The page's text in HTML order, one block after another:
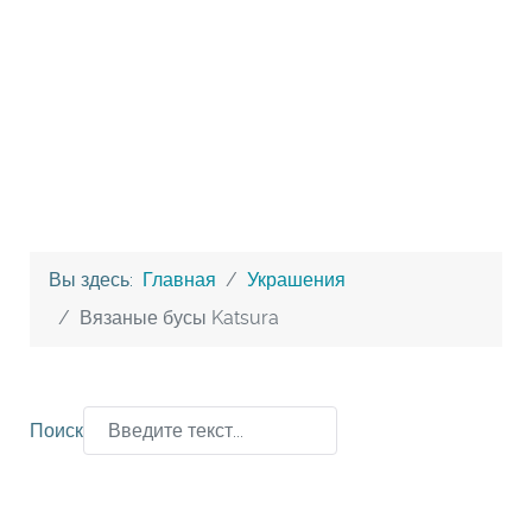
Вы здесь: Главная
Украшения
Вязаные бусы Katsura
Поиск